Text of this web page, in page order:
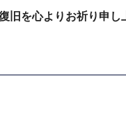
旧を心よりお祈り申し